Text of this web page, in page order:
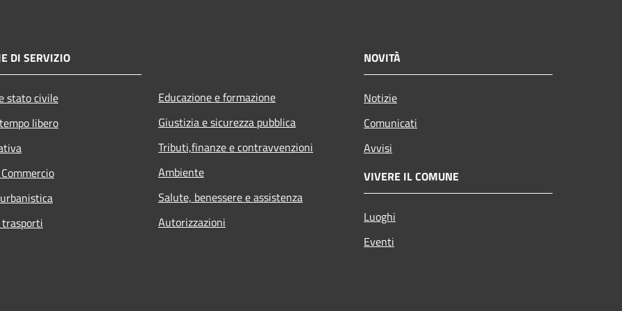
DI SERVIZIO
stato civile
libero
Educazione e formazione
Giustizia e sicurezza pubblica
Tributi,finanze e contravvenzioni
Ambiente
Salute, benessere e assistenza
Autorizzazioni
NOVITÀ
Notizie
Comunicati
Avvisi
VIVERE IL COMUNE
Luoghi
Eventi